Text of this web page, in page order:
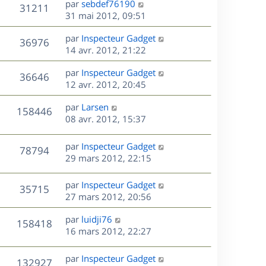
e
s
a
g
e
m
e
s
s
a
g
e
i
e
r
m
e
s
s
a
g
e
31211
u
e
D
e
r
n
i
e
r
m
e
s
s
a
g
e
par sebdef76190
31 mai 2012, 09:51
36976V
u
e
s
D
e
r
n
i
e
r
m
e
s
s
e
par Inspecteur Gadget
14 avr. 2012, 21:22
36646V
u
e
D
e
r
n
i
r
m
s
a
e
par Inspecteur Gadget
12 avr. 2012, 20:45
158446V
u
s
D
e
i
e
r
m
e
s
a
g
e
par Larsen
08 avr. 2012, 15:37
78794V
u
e
D
e
n
i
e
r
m
par Inspecteur Gadget
29 mars 2012, 22:15
35715V
u
e
D
e
r
n
i
e
r
par Inspecteur Gadget
27 mars 2012, 20:56
158418V
u
D
e
n
par luidji76
16 mars 2012, 22:27
132927V
D
par Inspecteur Gadget